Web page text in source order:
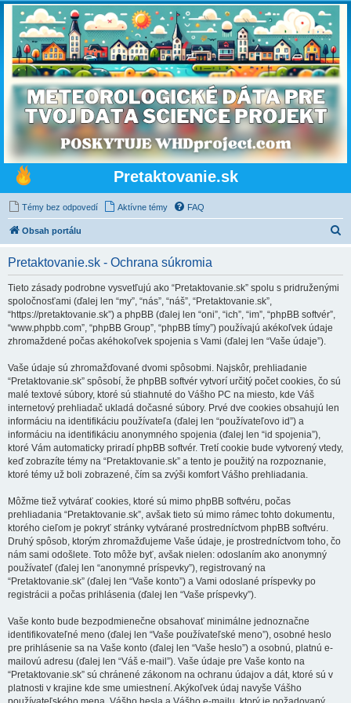
Pretaktovanie.sk
Témy bez odpovedí Aktívne témy FAQ
Obsah portálu
Pretaktovanie.sk - Ochrana súkromia
Tieto zásady podrobne vysvetľujú ako “Pretaktovanie.sk” spolu s pridruženými
spoločnosťami (ďalej len “my”, “nás”, “náš”, “Pretaktovanie.sk”,
“https://pretaktovanie.sk”) a phpBB (ďalej len “oni”, “ich”, “im”, “phpBB softvér”,
“www.phpbb.com”, “phpBB Group”, “phpBB tímy”) používajú akékoľvek údaje
zhromaždené počas akéhokoľvek spojenia s Vami (ďalej len “Vaše údaje”).
Vaše údaje sú zhromažďované dvomi spôsobmi. Najskôr, prehliadanie
“Pretaktovanie.sk” spôsobí, že phpBB softvér vytvorí určitý počet cookies, čo sú
malé textové súbory, ktoré sú stiahnuté do Vášho PC na miesto, kde Váš
internetový prehliadač ukladá dočasné súbory. Prvé dve cookies obsahujú len
informáciu na identifikáciu používateľa (ďalej len “používateľovo id”) a
informáciu na identifikáciu anonymného spojenia (ďalej len “id spojenia”),
ktoré Vám automaticky priradí phpBB softvér. Tretí cookie bude vytvorený vtedy,
keď zobrazíte témy na “Pretaktovanie.sk” a tento je použitý na rozpoznanie,
ktoré témy už boli zobrazené, čím sa zvýši komfort Vášho prehliadania.
Môžme tiež vytvárať cookies, ktoré sú mimo phpBB softvéru, počas
prehliadania “Pretaktovanie.sk”, avšak tieto sú mimo rámec tohto dokumentu,
ktorého cieľom je pokryť stránky vytvárané prostredníctvom phpBB softvéru.
Druhý spôsob, ktorým zhromažďujeme Vaše údaje, je prostredníctvom toho, čo
nám sami odošlete. Toto môže byť, avšak nielen: odoslaním ako anonymný
používateľ (ďalej len “anonymné príspevky”), registrovaný na
“Pretaktovanie.sk” (ďalej len “Vaše konto”) a Vami odoslané príspevky po
registrácii a počas prihlásenia (ďalej len “Vaše príspevky”).
Vaše konto bude bezpodmienečne obsahovať minimálne jednoznačne
identifikovateľné meno (ďalej len “Vaše používateľské meno”), osobné heslo
pre prihlásenie sa na Vaše konto (ďalej len “Vaše heslo”) a osobnú, platnú e-
mailovú adresu (ďalej len “Váš e-mail”). Vaše údaje pre Vaše konto na
“Pretaktovanie.sk” sú chránené zákonom na ochranu údajov a dát, ktoré sú v
platnosti v krajine kde sme umiestnení. Akýkoľvek údaj navyše Vášho